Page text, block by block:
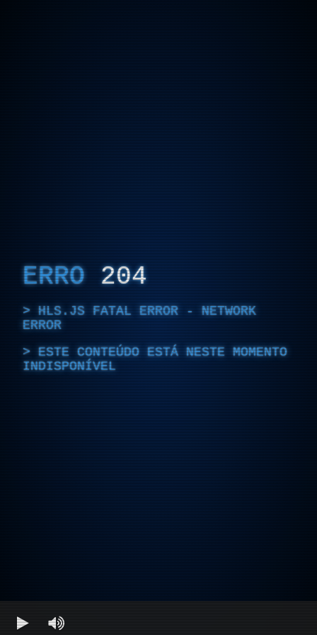
ERRO 204
HLS.JS FATAL ERROR - NETWORK
ERROR
ESTE CONTEÚDO ESTÁ NESTE MOMENTO
INDISPONÍVEL